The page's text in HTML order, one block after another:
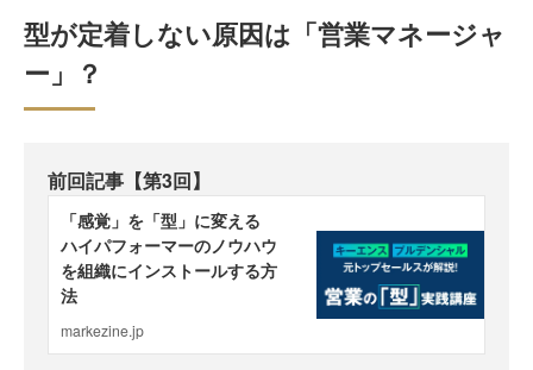
型が定着しない原因は「営業マネージャ
ー」？
前回記事【第3回】